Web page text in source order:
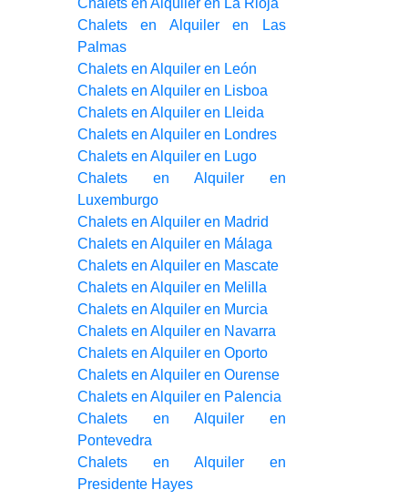
Chalets en Alquiler en La Rioja
Chalets en Alquiler en Las
Palmas
Chalets en Alquiler en León
Chalets en Alquiler en Lisboa
Chalets en Alquiler en Lleida
Chalets en Alquiler en Londres
Chalets en Alquiler en Lugo
Chalets en Alquiler en
Luxemburgo
Chalets en Alquiler en Madrid
Chalets en Alquiler en Málaga
Chalets en Alquiler en Mascate
Chalets en Alquiler en Melilla
Chalets en Alquiler en Murcia
Chalets en Alquiler en Navarra
Chalets en Alquiler en Oporto
Chalets en Alquiler en Ourense
Chalets en Alquiler en Palencia
Chalets en Alquiler en
Pontevedra
Chalets en Alquiler en
Presidente Hayes